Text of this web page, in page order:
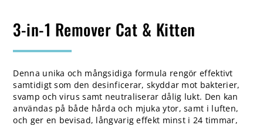
3-in-1 Remover Cat & Kitten
Denna unika och mångsidiga formula rengör effektivt
samtidigt som den desinficerar, skyddar mot bakterier,
svamp och virus samt neutraliserar dålig lukt. Den kan
användas på både hårda och mjuka ytor, samt i luften,
och ger en bevisad, långvarig effekt minst i 24 timmar,